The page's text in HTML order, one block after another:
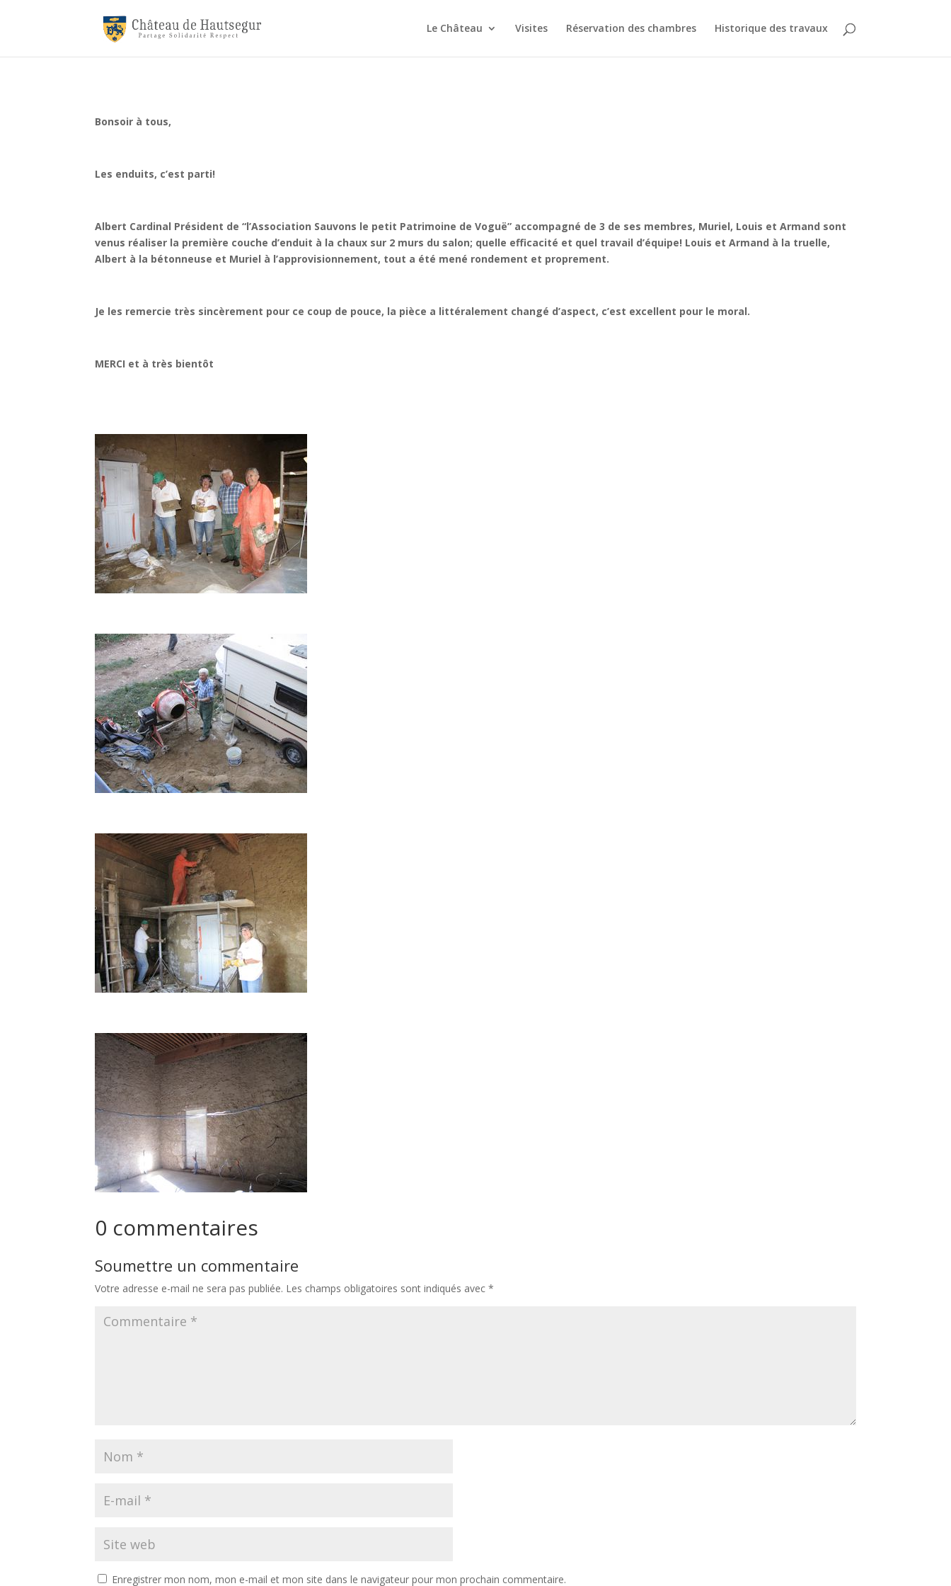
Le Château Visites Réservation des chambres Historique des travaux
Bonsoir à tous,
Les enduits, c’est parti!
Albert Cardinal Président de “l’Association Sauvons le petit Patrimoine de Voguë” accompagné de 3 de ses membres, Muriel, Louis et Armand sont
venus réaliser la première couche d’enduit à la chaux sur 2 murs du salon; quelle efficacité et quel travail d’équipe! Louis et Armand à la truelle,
Albert à la bétonneuse et Muriel à l’approvisionnement, tout a été mené rondement et proprement.
Je les remercie très sincèrement pour ce coup de pouce, la pièce a littéralement changé d’aspect, c’est excellent pour le moral.
MERCI et à très bientôt
0 commentaires
Soumettre un commentaire
Votre adresse e-mail ne sera pas publiée. Les champs obligatoires sont indiqués avec*
Enregistrer mon nom, mon e-mail et mon site dans le navigateur pour mon prochain commentaire.